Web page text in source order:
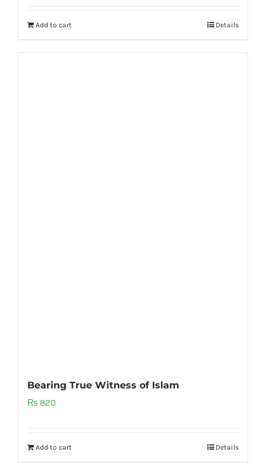
Add to cart Details
Bearing True Witness of Islam
₨ 820
Add to cart Details